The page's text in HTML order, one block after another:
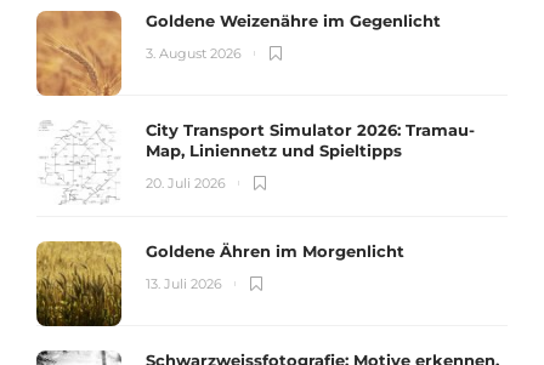
Goldene Weizenähre im Gegenlicht
3. August 2026
City Transport Simulator 2026: Tramau-
Map, Liniennetz und Spieltipps
20. Juli 2026
Goldene Ähren im Morgenlicht
13. Juli 2026
Schwarzweissfotografie: Motive erkennen,